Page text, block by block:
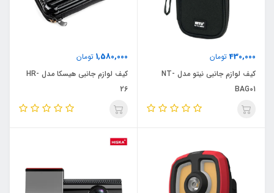
430,000تومان
کیف لوازم جانبی نیتو مدل NT-
BAG01
1,580,000 تومان
کیف لوازم جانبی هیسکا مدل HR-
26